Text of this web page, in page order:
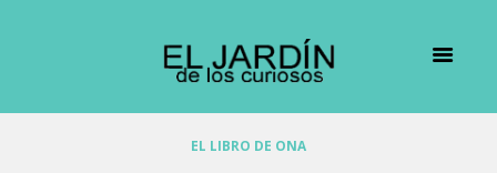
EL LIBRO DE ONA